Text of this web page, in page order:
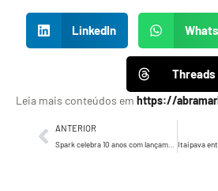
LinkedIn
Threads
Leia mais conteúdos em https://
ANTERIOR